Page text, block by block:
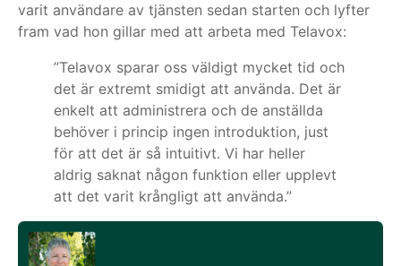
varit användare av tjänsten sedan starten och lyfter
fram vad hon gillar med att arbeta med Telavox:
”Telavox sparar oss väldigt mycket tid och
det är extremt smidigt att använda. Det är
enkelt att administrera och de anställda
behöver i princip ingen introduktion, just
för att det är så intuitivt. Vi har heller
aldrig saknat någon funktion eller upplevt
att det varit krångligt att använda.”